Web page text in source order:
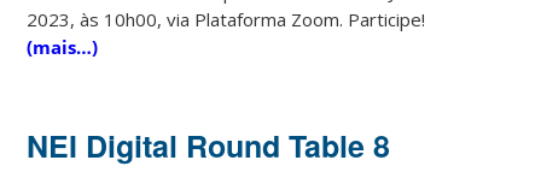
2023, às 10h00, via Plataforma Zoom. Participe!
(mais…)
NEI Digital Round Table 8